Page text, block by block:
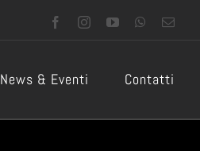
FacebookInstagramYouTubeWhatsApp
News & Eventi Contatti